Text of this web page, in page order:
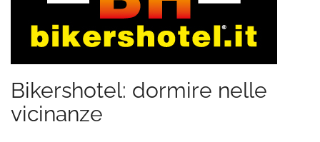
Bikershotel: dormire nelle
vicinanze